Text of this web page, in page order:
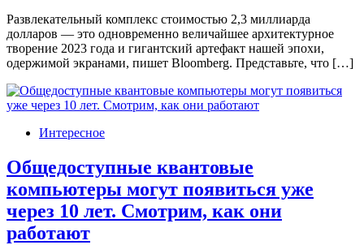
Развлекательный комплекс стоимостью 2,3 миллиарда
долларов — это одновременно величайшее архитектурное
творение 2023 года и гигантский артефакт нашей эпохи,
одержимой экранами, пишет Bloomberg. Представьте, что […]
Интересное
Общедоступные квантовые
компьютеры могут появиться уже
через 10 лет. Смотрим, как они
работают